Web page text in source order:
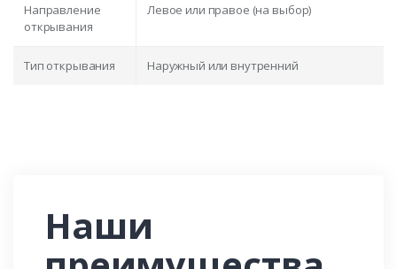
Направление
открывания
Левое или правое (на выбор)
Тип открывания Наружный или внутренний
Наши